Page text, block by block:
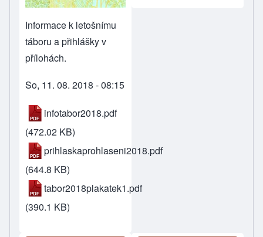
Informace k letošnímu
táboru a přihlášky v
přílohách.
So, 11. 08. 2018 - 08:15
infotabor2018.pdf
(472.02 KB)
prihlaskaprohlaseni2018.pdf
(644.8 KB)
tabor2018plakatek1.pdf
(390.1 KB)